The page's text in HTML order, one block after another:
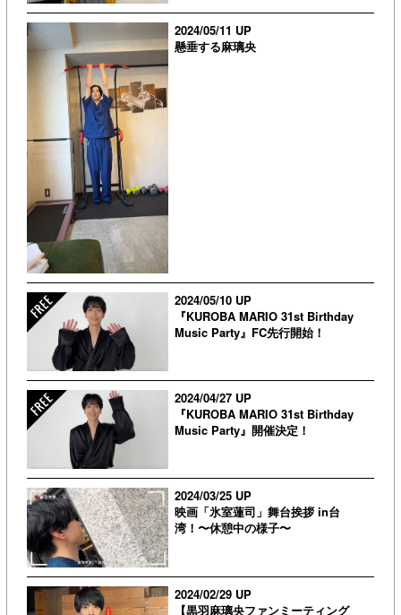
2024/05/11 UP
懸垂する麻璃央
2024/05/10 UP
『KUROBA MARIO 31st Birthday
Music Party』FC先行開始！
2024/04/27 UP
『KUROBA MARIO 31st Birthday
Music Party』開催決定！
2024/03/25 UP
映画「氷室蓮司」舞台挨拶 in台
湾！〜休憩中の様子〜
2024/02/29 UP
【黒羽麻璃央ファンミーティング